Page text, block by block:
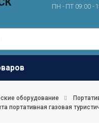
ПН - ПТ 09:00 -
оборудование
портативная газовая